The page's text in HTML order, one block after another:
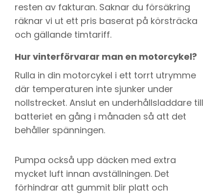
resten av fakturan. Saknar du försäkring
räknar vi ut ett pris baserat på körsträcka
och gällande timtariff.
Hur vinterförvarar man en motorcykel?
Rulla in din motorcykel i ett torrt utrymme
där temperaturen inte sjunker under
nollstrecket. Anslut en underhållsladdare till
batteriet en gång i månaden så att det
behåller spänningen.
Pumpa också upp däcken med extra
mycket luft innan avställningen. Det
förhindrar att gummit blir platt och